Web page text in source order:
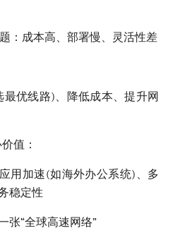
：成本高、部署慢、灵活性差
优线路)、降低成本、提升网
值：
用加速(如海外办公系统)、多
稳定性
张“全球高速网络”